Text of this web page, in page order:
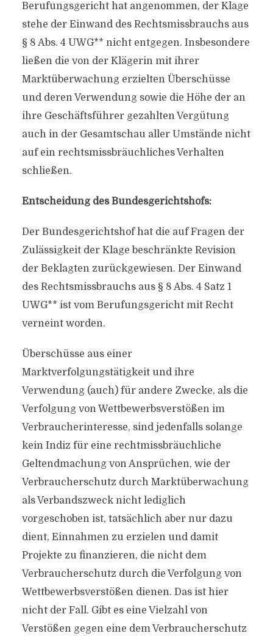
Berufungsgericht hat angenommen, der Klage
stehe der Einwand des Rechtsmissbrauchs aus
§ 8 Abs. 4 UWG** nicht entgegen. Insbesondere
ließen die von der Klägerin mit ihrer
Marktüberwachung erzielten Überschüsse
und deren Verwendung sowie die Höhe der an
ihre Geschäftsführer gezahlten Vergütung
auch in der Gesamtschau aller Umstände nicht
auf ein rechtsmissbräuchliches Verhalten
schließen.
Entscheidung des Bundesgerichtshofs:
Der Bundesgerichtshof hat die auf Fragen der
Zulässigkeit der Klage beschränkte Revision
der Beklagten zurückgewiesen. Der Einwand
des Rechtsmissbrauchs aus § 8 Abs. 4 Satz 1
UWG** ist vom Berufungsgericht mit Recht
verneint worden.
Überschüsse aus einer
Marktverfolgungstätigkeit und ihre
Verwendung (auch) für andere Zwecke, als die
Verfolgung von Wettbewerbsverstößen im
Verbraucherinteresse, sind jedenfalls solange
kein Indiz für eine rechtmissbräuchliche
Geltendmachung von Ansprüchen, wie der
Verbraucherschutz durch Marktüberwachung
als Verbandszweck nicht lediglich
vorgeschoben ist, tatsächlich aber nur dazu
dient, Einnahmen zu erzielen und damit
Projekte zu finanzieren, die nicht dem
Verbraucherschutz durch die Verfolgung von
Wettbewerbsverstößen dienen. Das ist hier
nicht der Fall. Gibt es eine Vielzahl von
Verstößen gegen eine dem Verbraucherschutz